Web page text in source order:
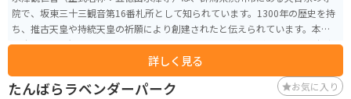
院で、坂東三十三観音第16番札所として知られています。1300年の歴史を持
ち、推古天皇や持統天皇の祈願により創建されたと伝えられています。本尊
は十一面千手観音菩薩で、心の安寧を求めて多くの参拝者が訪れます。 寺院
の周囲には美しい自然が広がり、四季折々の風景を楽しむことができます。
特に春の桜や秋の紅葉の時期には、多くの観光客が訪れます。また、境内に
は六角堂や水澤不動尊、鐘楼などの見どころも多く、散策しながら歴史と自
詳しく見る
たんばらラベンダーパーク お気に入り